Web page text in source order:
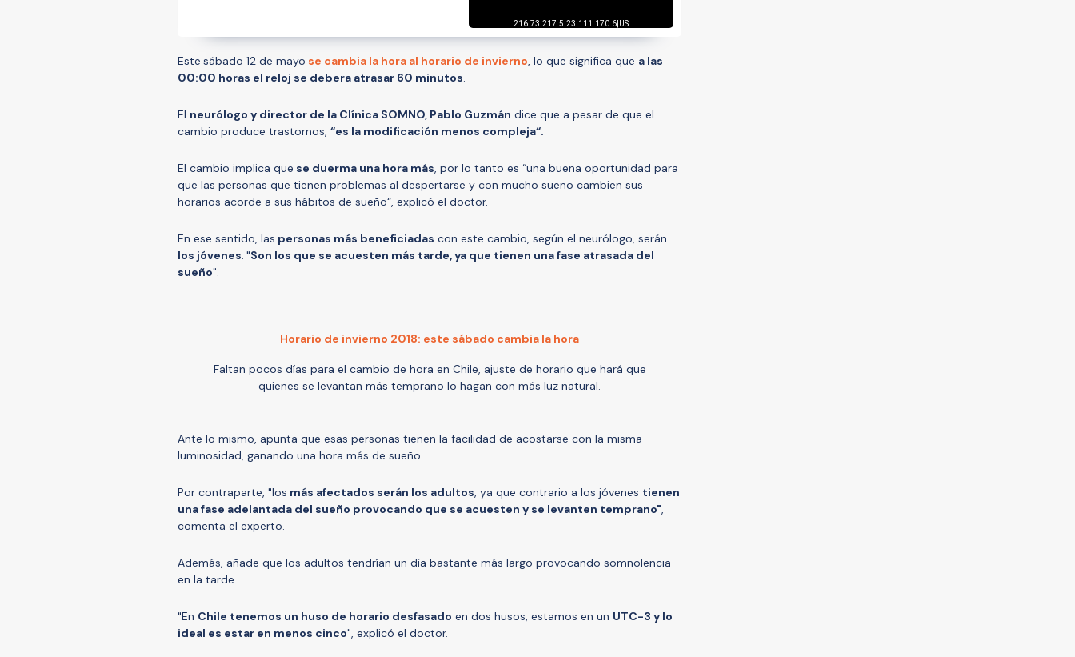
Este sábado 12 de mayo se cambia la hora al horario de invierno, lo que significa que a las
00:00 horas el reloj se debera atrasar 60 minutos.
El neurólogo y director de la Clínica SOMNO, Pablo Guzmán dice que a pesar de que el
cambio produce trastornos, “es la modificación menos compleja“.
El cambio implica que se duerma una hora más, por lo tanto es “una buena oportunidad para
que las personas que tienen problemas al despertarse y con mucho sueño cambien sus
horarios acorde a sus hábitos de sueño“, explicó el doctor.
En ese sentido, las personas más beneficiadas con este cambio, según el neurólogo, serán
los jóvenes: "Son los que se acuesten más tarde, ya que tienen una fase atrasada del
sueño".
Horario de invierno 2018: este sábado cambia la hora
Faltan pocos días para el cambio de hora en Chile, ajuste de horario que hará que
quienes se levantan más temprano lo hagan con más luz natural.
Ante lo mismo, apunta que esas personas tienen la facilidad de acostarse con la misma
luminosidad, ganando una hora más de sueño.
Por contraparte, "los más afectados serán los adultos, ya que contrario a los jóvenes tienen
una fase adelantada del sueño provocando que se acuesten y se levanten temprano",
comenta el experto.
Además, añade que los adultos tendrían un día bastante más largo provocando somnolencia
en la tarde.
"En Chile tenemos un huso de horario desfasado en dos husos, estamos en un UTC-3 y lo
ideal es estar en menos cinco", explicó el doctor.